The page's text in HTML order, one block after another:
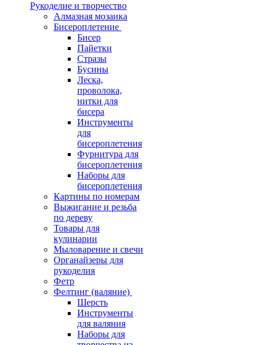
Рукоделие и творчество
Алмазная мозаика
Бисероплетение
Бисер
Пайетки
Стразы
Бусины
Леска,
проволока,
нитки для
бисера
Инструменты
для
бисероплетения
Фурнитура для
бисероплетения
Наборы для
бисероплетения
Картины по номерам
Выжигание и резьба
по дереву
Товары для
кулинарии
Мыловарение и свечи
Органайзеры для
рукоделия
Фетр
Фелтинг (валяние)
Шерсть
Инструменты
для валяния
Наборы для